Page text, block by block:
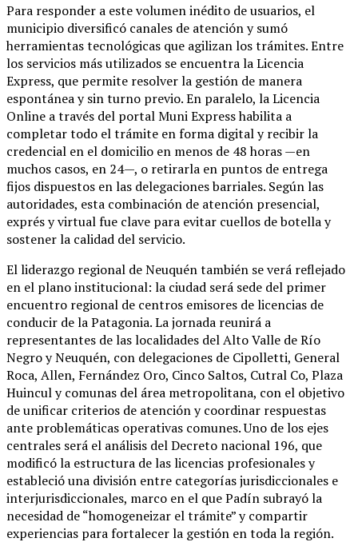
Para responder a este volumen inédito de usuarios, el
municipio diversificó canales de atención y sumó
herramientas tecnológicas que agilizan los trámites. Entre
los servicios más utilizados se encuentra la Licencia
Express, que permite resolver la gestión de manera
espontánea y sin turno previo. En paralelo, la Licencia
Online a través del portal Muni Express habilita a
completar todo el trámite en forma digital y recibir la
credencial en el domicilio en menos de 48 horas —en
muchos casos, en 24—, o retirarla en puntos de entrega
fijos dispuestos en las delegaciones barriales. Según las
autoridades, esta combinación de atención presencial,
exprés y virtual fue clave para evitar cuellos de botella y
sostener la calidad del servicio.
El liderazgo regional de Neuquén también se verá reflejado
en el plano institucional: la ciudad será sede del primer
encuentro regional de centros emisores de licencias de
conducir de la Patagonia. La jornada reunirá a
representantes de las localidades del Alto Valle de Río
Negro y Neuquén, con delegaciones de Cipolletti, General
Roca, Allen, Fernández Oro, Cinco Saltos, Cutral Co, Plaza
Huincul y comunas del área metropolitana, con el objetivo
de unificar criterios de atención y coordinar respuestas
ante problemáticas operativas comunes. Uno de los ejes
centrales será el análisis del Decreto nacional 196, que
modificó la estructura de las licencias profesionales y
estableció una división entre categorías jurisdiccionales e
interjurisdiccionales, marco en el que Padín subrayó la
necesidad de “homogeneizar el trámite” y compartir
experiencias para fortalecer la gestión en toda la región.